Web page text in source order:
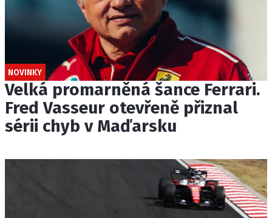
NOVINKY
Velká promarněná šance Ferrari.
Fred Vasseur otevřeně přiznal
sérii chyb v Maďarsku